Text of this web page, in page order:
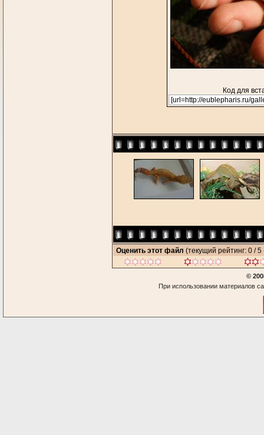
Код для
Оценить этот файл (текущий рейтинг: 0 / 5
©
При использовании материалов